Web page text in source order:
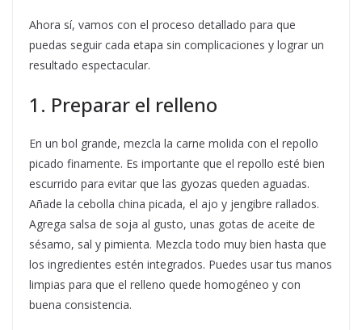
Ahora sí, vamos con el proceso detallado para que
puedas seguir cada etapa sin complicaciones y lograr un
resultado espectacular.
1. Preparar el relleno
En un bol grande, mezcla la carne molida con el repollo
picado finamente. Es importante que el repollo esté bien
escurrido para evitar que las gyozas queden aguadas.
Añade la cebolla china picada, el ajo y jengibre rallados.
Agrega salsa de soja al gusto, unas gotas de aceite de
sésamo, sal y pimienta. Mezcla todo muy bien hasta que
los ingredientes estén integrados. Puedes usar tus manos
limpias para que el relleno quede homogéneo y con
buena consistencia.